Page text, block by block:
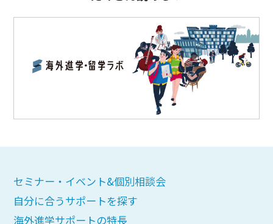
セミナー・イベント&個別相談会
自分に合うサポートを探す
海外進学サポートの特長